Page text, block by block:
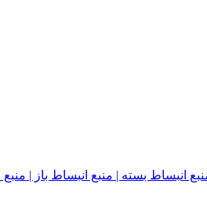
بسته | منبع انبساط باز | منبع انبساط